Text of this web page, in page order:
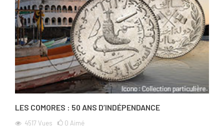
LES COMORES : 50 ANS D’INDÉPENDANCE
4517Vues 0 Aimé